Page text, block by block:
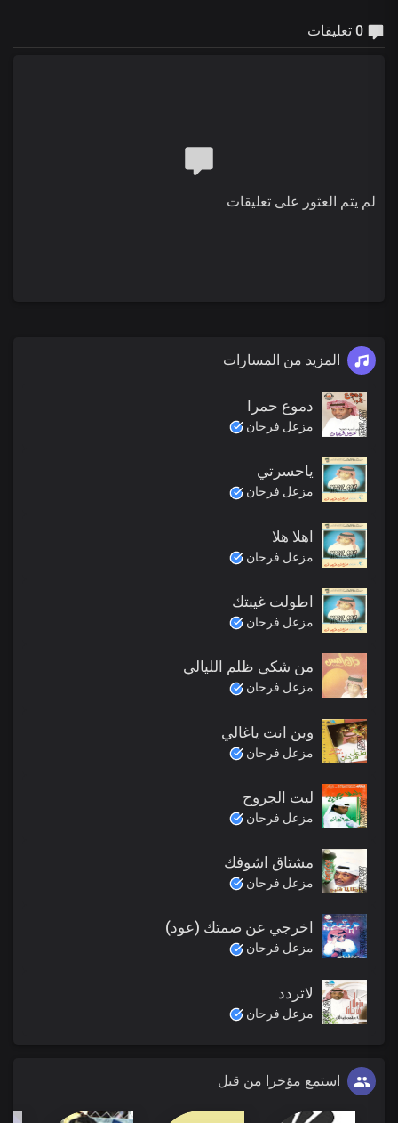
لم يتم العثور على تعليقات
المزيد من المسارات
دموع حمرا
مزعل فرحان
ياحسرتي
مزعل فرحان
اهلا هلا
مزعل فرحان
اطولت غيبتك
مزعل فرحان
من شكى ظلم الليالي
مزعل فرحان
وين انت ياغالي
مزعل فرحان
ليت الجروح
مزعل فرحان
مشتاق اشوفك
مزعل فرحان
اخرجي عن صمتك (عود)
مزعل فرحان
لاتردد
مزعل فرحان
استمع مؤخرا من قبل